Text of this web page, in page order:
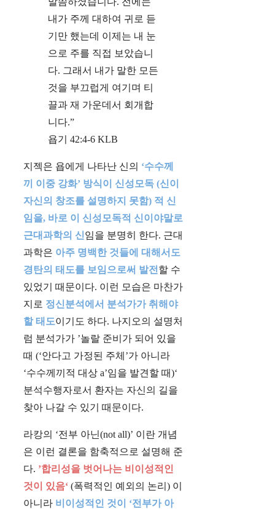
내가 주께 대하여 귀로 듣
기만 했는데 이제는 내 눈
으로 주를 직접 보았습니
다. 그래서 내가 말한 모든
것을 부끄럽게 여기며 티
끌과 재 가운데서 회개합
니다.”
욥기‬ ‭42‬:‭4‬-‭6‬ ‭KLB
지젝은 욥에게 나타난 신의 ‘수수께
끼 이중 강화’ 방식이 신성모독 (신이
자신의 창조를 설명하지 못함) 적 신
임을, 바로 이 신성모독적 신이야말로
근대과학의 신임을 분명히 한다. 근대
과학은 아주 명백한 것들에 대해서도
경탄의 태도를 보임으로써 발전 할 수
있었기 때문이다. 이런 모습은 마찬가
지로 정신분석에서 분석가가 취해야
할 태도이기도 하다. 나지오의 설명처
럼 분석가가 ’놀랄 준비가 되어 있을
때 (‘안다고 가정된 주체’가 아니라
‘수수께끼적 대상 a’임을 발견할 때)‘
분석수행자로서 환자는 자신의 길을
찾아 나갈 수 있기 때문이다.
라캉의 ‘전부 아닌(not all)’ 이란 개념
은 이런 결론을 함축적으로 설명해 준
다. ’합리성을 벗어나는 비이성적인
것이 있음‘ (폭력적인 예외의 논리) 이
아니라 비이성적인 것이 ‘전부가 아